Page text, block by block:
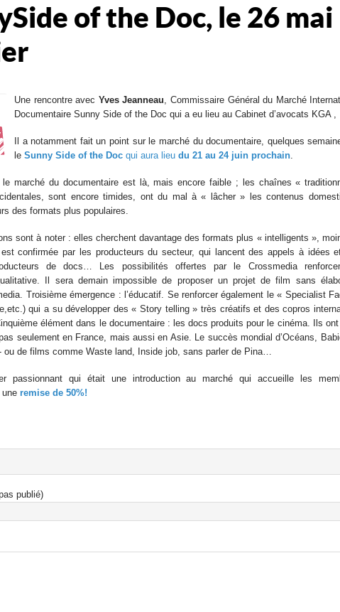
of the Doc, le 26 mai
Une rencontre avec Yves Jeanneau, Commissaire Général du Marché
Documentaire Sunny Side of the Doc qui a eu lieu au Cabinet d’avocats KGA ,
Il a notamment fait un point sur le marché du documentaire, quelques
le Sunny Side of the Doc qui aura lieu du 21 au 24 juin prochain.
le marché du documentaire est là, mais encore faible ; les chaînes «
sont encore timides, ont du mal à « lâcher » les contenus
des formats plus populaires.
sont à noter : elles cherchent davantage des formats plus « intelligents »,
confirmée par les producteurs du secteur, qui lancent des appels à idées
de docs… Les possibilités offertes par le Crossmedia
Il sera demain impossible de proposer un projet de film sans
Troisième émergence : l’éducatif. Se renforcer également le « Specialist
qui a su développer des « Story telling » très créatifs et des copros
élément dans le documentaire : les docs produits pour le cinéma. Ils
seulement en France, mais aussi en Asie. Le succès mondial d’Océans,
ou de films comme Waste land, Inside job, sans parler de Pina…
passionnant qui était une introduction au marché qui accueille les
une remise de 50%!
publié)